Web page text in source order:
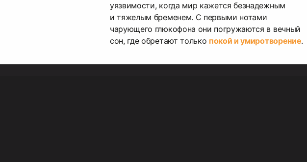
уязвимости, когда мир кажется безнадежным
и тяжелым бременем. С первыми нотами
чарующего глюкофона они погружаются в вечный
сон, где обретают только покой и умиротворение.